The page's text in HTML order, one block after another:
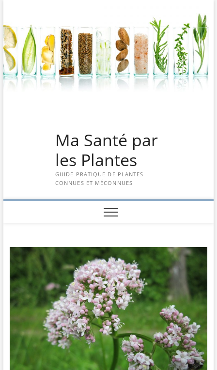
content
Ma Santé par
les Plantes
GUIDE PRATIQUE DE PLANTES
CONNUES ET MÉCONNUES